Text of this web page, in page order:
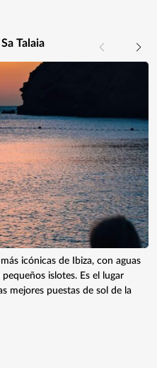
Talaia
icónicas de Ibiza, con aguas
islotes. Es el lugar
mejores puestas de sol de la